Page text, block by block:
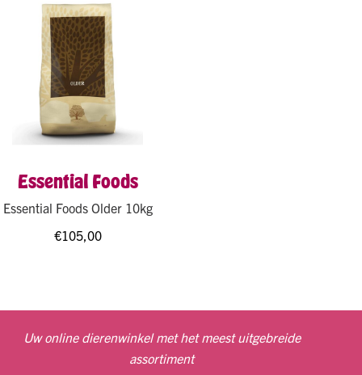
Essential Foods
Essential Foods Older 10kg
€105,00
Uw online dierenwinkel met het meest uitgebreide
assortiment